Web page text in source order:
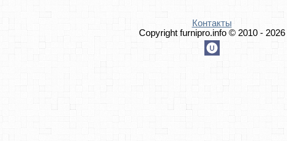
Контакты
Copyright furnipro.info © 2010 - 2026